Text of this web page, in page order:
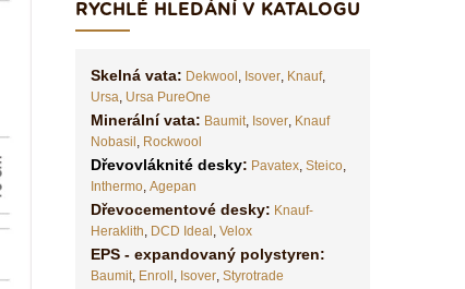
RYCHLÉ HLEDÁNÍ V KATALOGU
Skelná vata: Dekwool , Isover, Knauf,
Ursa, Ursa PureOne
Minerální vata: Baumit, Isover, Knauf
Nobasil , Rockwool
Dřevovláknité desky: Pavatex, Steico,
Inthermo, Agepan
Dřevocementové desky: Knauf-
Heraklith, DCD Ideal , Velox
EPS - expandovaný polystyren:
Baumit, Enroll , Isover, Styrotrade